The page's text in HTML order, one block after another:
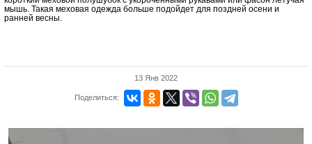
мышь. Такая меховая одежда больше подойдет для поздней осени и
ранней весны.
13 Янв 2022
Поделиться: